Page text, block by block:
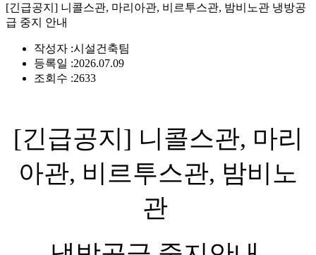
[긴급공지] 니콜스관, 마리아관, 비르투스관, 밤비노관 냉방공
급 중지 안내
작성자 :시설건축팀
등록일 :2026.07.09
조회수 :2633
[긴급공지] 니콜스관, 마리
아관, 비르투스관, 밤비노
관